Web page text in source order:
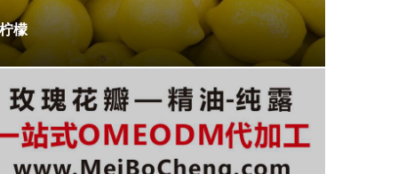
柠檬
玫瑰